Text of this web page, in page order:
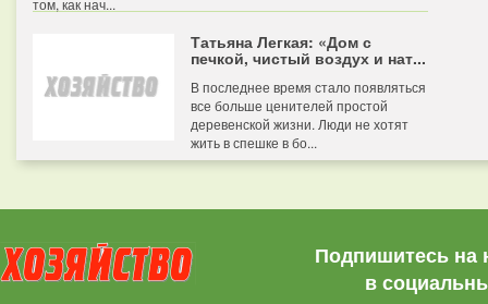
том, как нач...
Татьяна Легкая: «Дом с
печкой, чистый воздух и нат...
В последнее время стало появляться
все больше ценителей простой
деревенской жизни. Люди не хотят
жить в спешке в бо...
Подпишитесь на
в